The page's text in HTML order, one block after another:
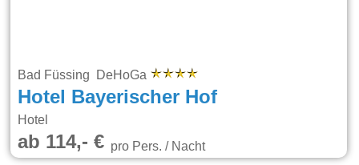
Bad Füssing DeHoGa
Hotel Bayerischer Hof
Hotel
ab 114,- €pro Pers. / Nacht